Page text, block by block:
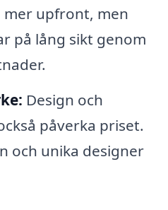
mer upfront, men
på lång sikt genom
Design och
påverka priset.
och unika designer